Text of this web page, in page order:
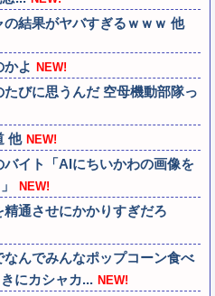
の結果がヤバすぎるｗｗｗ 他
かよ NEW!
たびに思うんだ 空母機動部隊っ
他 NEW!
バイト「AIにちいかわの画像を
NEW!
通させにかかりすぎだろ
んでみんなポップコーン食べ
にカシャカ... NEW!